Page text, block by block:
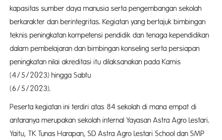
kapasitas sumber daya manusia serta pengembangan sekolah
berkarakter dan berintegritas. Kegiatan yang bertajuk bimbingan
teknis peningkatan kompetensi pendidik dan tenaga kependidikan
dalam pembelajaran dan bimbingan konseling serta persiapan
peningkatan nilai akreditasi itu dilaksanakan pada Kamis
(4/5/2023) hingga Sabtu
(6/5/
Peserta kegiatan ini terdiri atas 84 sekolah di mana empat di
antaranya merupakan sekolah internal Yayasan Astra Agro Lestari.
Yaitu, TK Tunas Harapan, SD Astra Agro Lestari School dan SMP